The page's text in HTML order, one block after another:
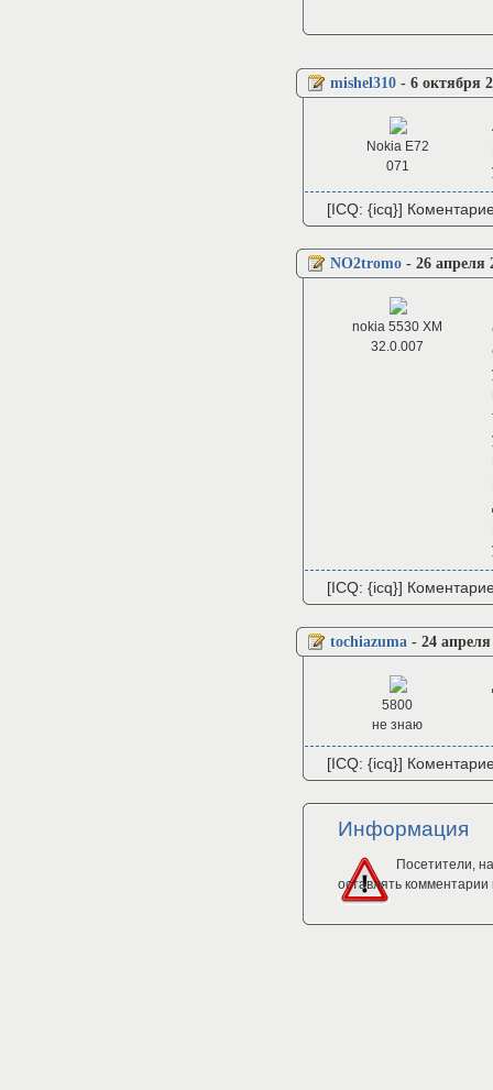
mishel310 - 6 октября
Nokia E72
071
[ICQ: {icq}]
NO2tromo - 26 апреля
nokia 5530 XM
32.0.007
[ICQ: {icq}]
tochiazuma - 24
5800
не знаю
[ICQ: {icq}]
Информация
Посетители,
оставлять комментарии